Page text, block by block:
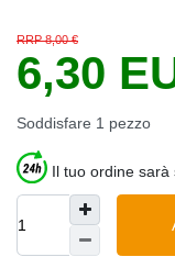
RRP 8,00 €
6,30
Soddisfare 1 pezzo
Il tuo ordine